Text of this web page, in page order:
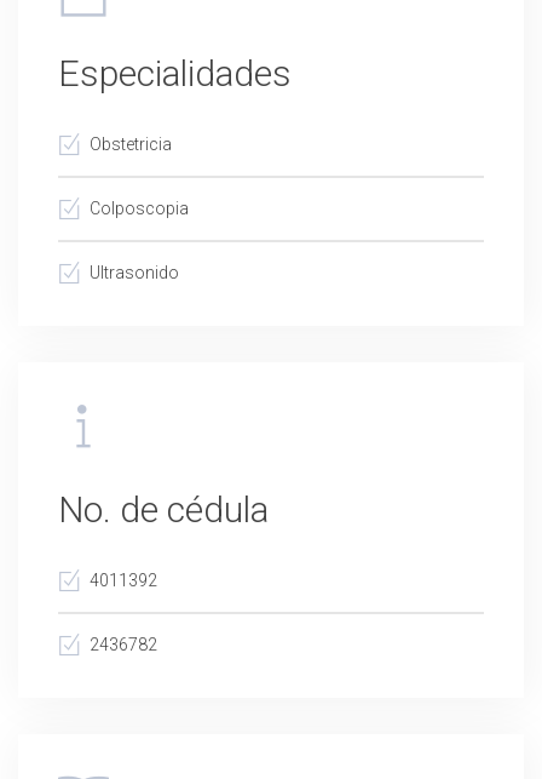
especialización.
Siempre estoy comprometida a brindar el mejor
cuidado posible a mis pacientes y trabajar en
resultados.
Especialidades
Obstetricia
Colposcopia
Ultrasonido
No. de cédula
4011392
2436782